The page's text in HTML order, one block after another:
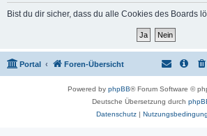
Bist du dir sicher, dass du alle Cookies des Boards
Portal Foren-Übersicht
Powered by phpBB® Forum Software ©
Deutsche Übersetzung durch
Datenschutz|